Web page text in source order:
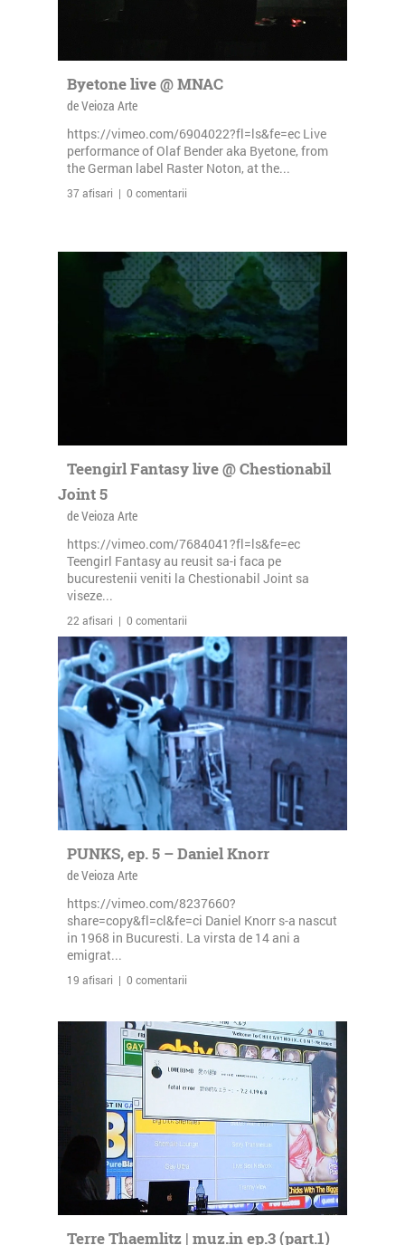
Byetone live @ MNAC
de Veioza Arte
https://vimeo.com/6904022?fl=ls&fe=ec Live
performance of Olaf Bender aka Byetone, from
the German label Raster Noton, at the...
37 afisari | 0 comentarii
Teengirl Fantasy live @ Chestionabil
Joint 5
de Veioza Arte
https://vimeo.com/7684041?fl=ls&fe=ec
Teengirl Fantasy au reusit sa-i faca pe
bucurestenii veniti la Chestionabil Joint sa
viseze...
22 afisari | 0 comentarii
PUNKS, ep. 5 – Daniel Knorr
de Veioza Arte
https://vimeo.com/8237660?
share=copy&fl=cl&fe=ci Daniel Knorr s-a nascut
in 1968 in Bucuresti. La virsta de 14 ani a
emigrat...
19 afisari | 0 comentarii
Terre Thaemlitz | muz.in ep.3 (part.1)